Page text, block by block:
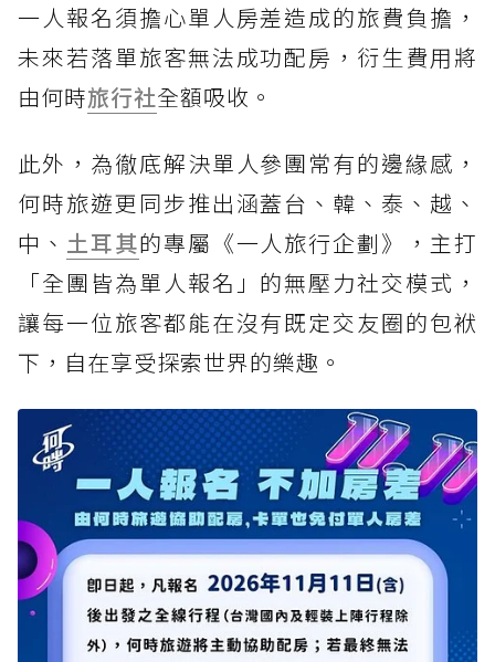
一人報名須擔心單人房差造成的旅費負擔，
未來若落單旅客無法成功配房，衍生費用將
由何時旅行社全額吸收。
此外，為徹底解決單人參團常有的邊緣感，
何時旅遊更同步推出涵蓋台、韓、泰、越、
中、 土耳其的專屬《一人旅行企劃》，主打
「全團皆為單人報名」的無壓力社交模式，
讓每一位旅客都能在沒有既定交友圈的包袱
下，自在享受探索世界的樂趣。